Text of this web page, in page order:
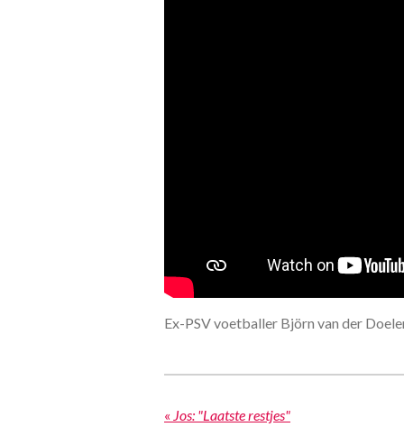
Ex-PSV voetballer Björn van der
« Jos: "Laatste restjes"